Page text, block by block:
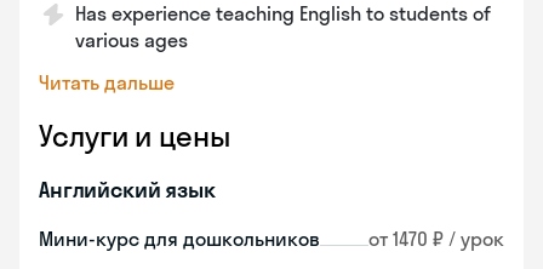
Has experience teaching English to students of
various ages
Читать дальше
Услуги и цены
Английский язык
Мини-курс для дошкольников от 1470 ₽ / урок